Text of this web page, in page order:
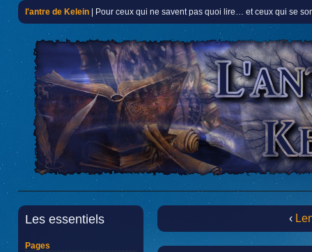
l'antre de Kelein | Pour ceux qui ne savent pas quoi lire… et ceux qui se
Les essentiels
Pages
‹